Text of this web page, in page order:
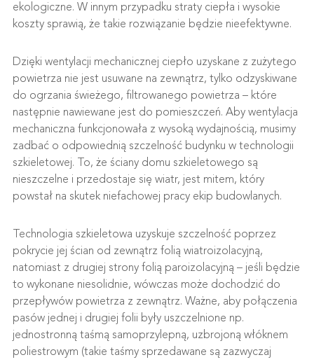
ekologiczne. W innym przypadku straty ciepła i wysokie
koszty sprawią, że takie rozwiązanie będzie nieefektywne.
Dzięki wentylacji mechanicznej ciepło uzyskane z zużytego
powietrza nie jest usuwane na zewnątrz, tylko odzyskiwane
do ogrzania świeżego, filtrowanego powietrza – które
następnie nawiewane jest do pomieszczeń. Aby wentylacja
mechaniczna funkcjonowała z wysoką wydajnością, musimy
zadbać o odpowiednią szczelność budynku w technologii
szkieletowej. To, że ściany domu szkieletowego są
nieszczelne i przedostaje się wiatr, jest mitem, który
powstał na skutek niefachowej pracy ekip budowlanych.
Technologia szkieletowa uzyskuje szczelność poprzez
pokrycie jej ścian od zewnątrz folią wiatroizolacyjną,
natomiast z drugiej strony folią paroizolacyjną – jeśli będzie
to wykonane niesolidnie, wówczas może dochodzić do
przepływów powietrza z zewnątrz. Ważne, aby połączenia
pasów jednej i drugiej folii były uszczelnione np.
jednostronną taśmą samoprzylepną, uzbrojoną włóknem
poliestrowym (takie taśmy sprzedawane są zazwyczaj